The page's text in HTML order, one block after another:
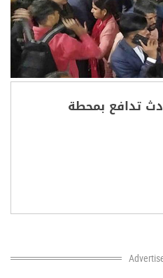
حادث تدافع بمحطة